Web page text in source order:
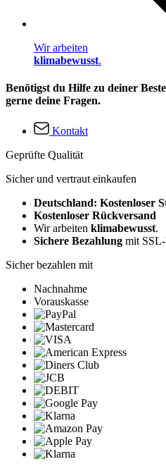
Wir arbeiten
klimabewusst.
Benötigst du Hilfe zu deiner
gerne deine Fragen.
Kontakt
Geprüfte Qualität
Sicher und vertraut einkaufen
Deutschland: Kostenloser
Kostenloser Rückversand
Wir arbeiten klimabewusst.
Sichere Bezahlung mit
Sicher bezahlen mit
Nachnahme
Vorauskasse